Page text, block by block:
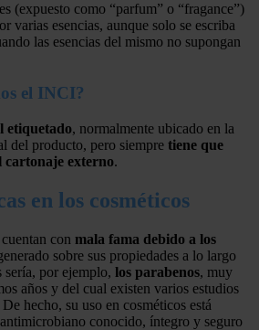
(expuesto como “parfum” o “fragance”)
varias esencias, aunque solo se escriba
las esencias del mismo no supongan
el INCI?
etiquetado, normalmente ubicado en la
del producto, pero siempre tiene que
cartonaje externo.
en los cosméticos
con mala fama debido a los
sobre sus propiedades a lo largo
sería, por ejemplo, los parabenos, muy
años y del cual existen varios estudios
hecho, su uso en cosméticos está
conocido, íntegro y seguro